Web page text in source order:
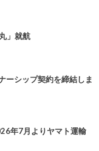
」就航
ーシップ契約を締結しま
年7月よりヤマト運輸